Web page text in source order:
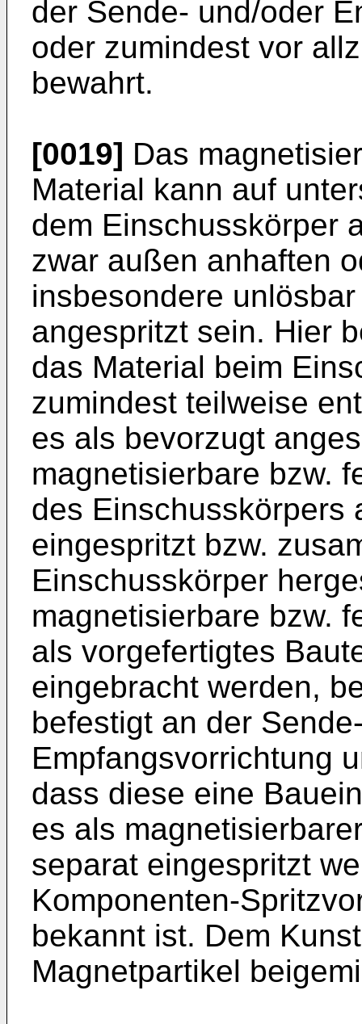
der Sende- und/oder
oder zumindest vor
bewahrt.
[0019] Das
Material kann auf
dem Einschusskörper
zwar außen anhaften
insbesondere
angespritzt sein. Hier
das Material beim
zumindest teilweise
es als bevorzugt
magnetisierbare bzw.
des Einschusskörpers
eingespritzt bzw.
Einschusskörper
magnetisierbare bzw.
als vorgefertigtes
eingebracht werden,
befestigt an der
Empfangsvorrichtung
dass diese eine
es als
separat eingespritzt
Komponenten-
bekannt ist. Dem
Magnetpartikel